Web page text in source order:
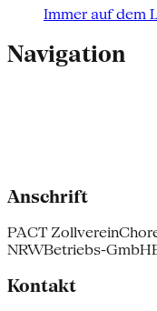
Immer auf dem
Navigation
Anschrift
PACT Zollverein
NRWBetriebs-GmbH
Kontakt